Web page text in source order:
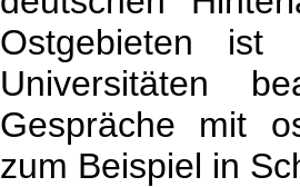
Ostgebieten
Universitäten
Gespräche mit
zum Beispiel in